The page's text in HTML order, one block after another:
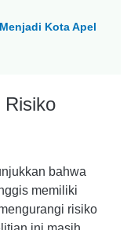
Kota Apel
Risiko
bahwa
memiliki
risiko